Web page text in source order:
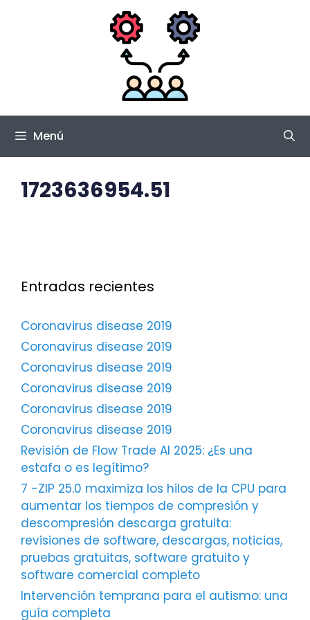
Menú
1723636954.51
Entradas recientes
Coronavirus disease 2019
Coronavirus disease 2019
Coronavirus disease 2019
Coronavirus disease 2019
Coronavirus disease 2019
Coronavirus disease 2019
Revisión de Flow Trade AI 2025: ¿Es una
estafa o es legítimo?
7 -ZIP 25.0 maximiza los hilos de la CPU para
aumentar los tiempos de compresión y
descompresión descarga gratuita:
revisiones de software, descargas, noticias,
pruebas gratuitas, software gratuito y
software comercial completo
Intervención temprana para el autismo: una
guía completa